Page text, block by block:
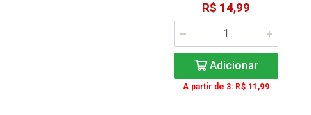
R$ 14,99
Adicionar
A partir de 3: R$ 11,99